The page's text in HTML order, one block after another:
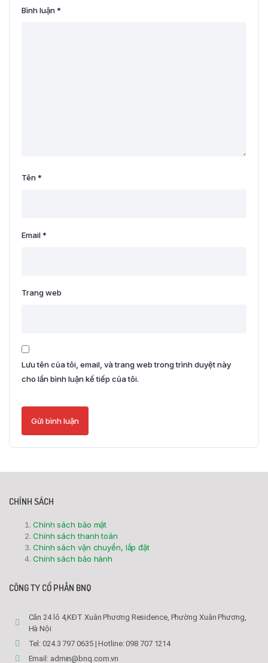
Bình luận*
Tên*
Email*
Trang web
Lưu tên của tôi, email, và trang web trong trình duyệt này
cho lần bình luận kế tiếp của tôi.
CHÍNH SÁCH
Chính sách bảo mật
Chính sách thanh toán
Chính sách vận chuyển, lắp đặt
Chính sách bảo hành
CÔNG TY CỔ PHẦN BNQ
Căn 24 lô 4,KĐT Xuân Phương Residence, Phường Xuân Phương,
Hà Nội
Tel: 024.3 797 0635 | Hotline: 098 707 1214
Email: admin@bnq.com.vn